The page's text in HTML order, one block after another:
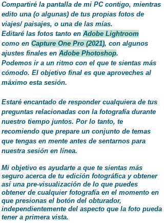
Compartiré la pantalla de mi PC contigo, mientras
edito una (o algunas) de tus propias fotos de
viajes/ paisajes, o una de las mías.
Editaré las fotos tanto en Adobe Lightroom
como en Capture One Pro (2021), con algunos
ajustes finales en Adobe Photoshop.
Podemos ir a un ritmo con el que te sientas más
cómodo. El objetivo final es que aproveches al
máximo esta sesión.
Estaré encantado de responder cualquiera de tus
preguntas relacionadas con la fotografía durante
nuestro tiempo juntos. Por lo tanto, te
recomiendo que prepare un conjunto de temas
que tengas en mente antes de sentarnos para
nuestra sesión en línea.
Mi objetivo es ayudarte a que te sientas más
seguro acerca de tu edición fotográfica y obtener
así una pre-visualización de lo que puedes
obtener de cualquier fotografía en el momento en
que presionas el botón del obturador,
independientemente del aspecto que la foto pueda
tener a primera vista.